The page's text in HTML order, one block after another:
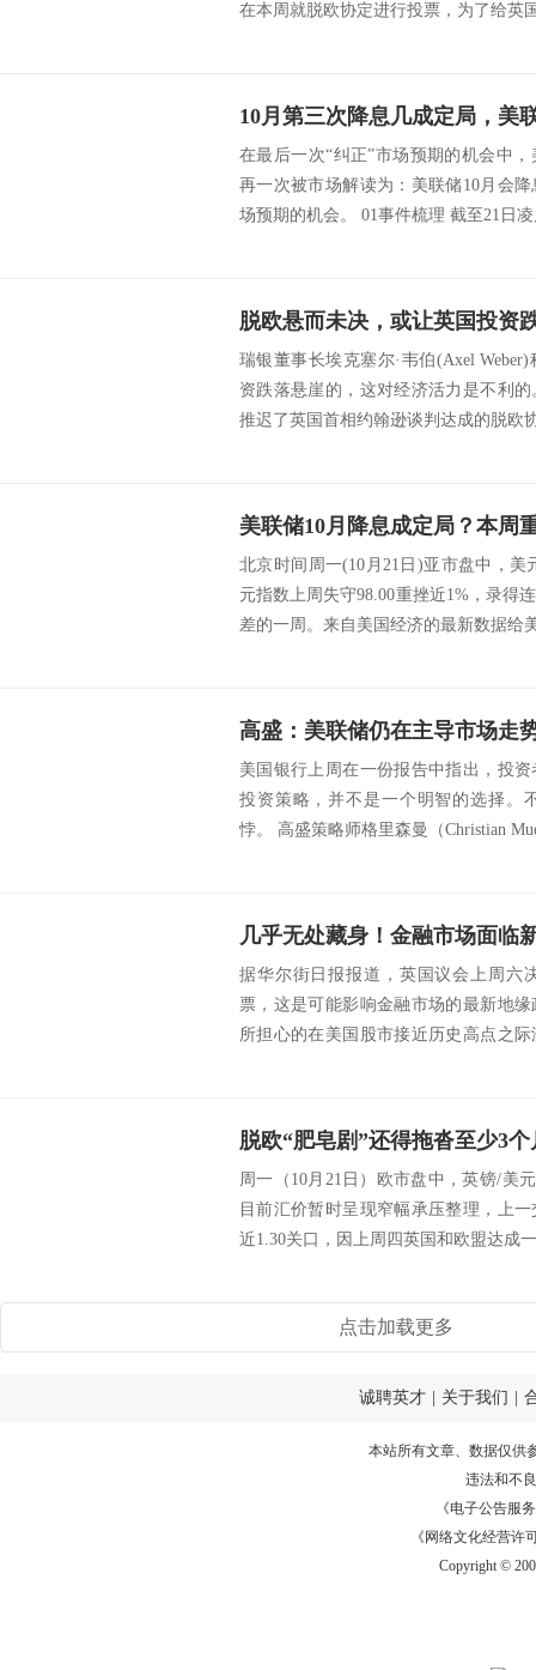
在本周就脱欧协定进行投票，为了给英
在最后一次“纠正”市场预期的机会中
再一次被市场解读为：美联储10月会
场预期的机会。 01事件梳理 截至21日
脱欧悬而未决，或让英国投资
瑞银董事长埃克塞尔·韦伯(Axel
资跌落悬崖的，这对经济活力是不利
推迟了英国首相约翰逊谈判达成的脱欧
北京时间周一(10月21日)亚市盘中，美
元指数上周失守98.00重挫近1%，录得
差的一周。来自美国经济的最新数据给
美国银行上周在一份报告中指出，投
投资策略，并不是一个明智的选择。
悖。 高盛策略师格里森曼（Christian
几乎无处藏身！金融市场面临
据华尔街日报报道，英国议会上周六
票，这是可能影响金融市场的最新地
所担心的在美国股市接近历史高点之
周一（10月21日）欧市盘中，英镑/美
目前汇价暂时呈现窄幅承压整理，上
近1.30关口，因上周四英国和欧盟达成
点击加载更多
诚聘英才 关于我们
本站所有文章、数据仅供
违法和不
《电子公告服务
《网络文化经营许
Copyright ©